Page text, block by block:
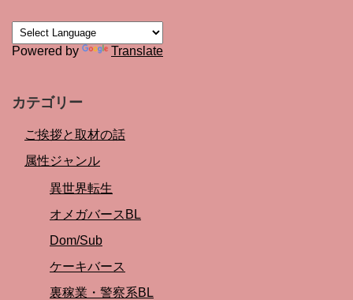
Powered by Translate
カテゴリー
ご挨拶と取材の話
属性ジャンル
異世界転生
オメガバースBL
Dom/Sub
ケーキバース
裏稼業・警察系BL